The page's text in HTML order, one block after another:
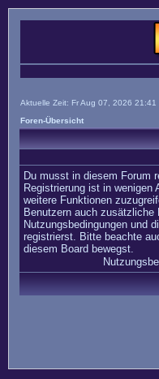
Aktuelle Zeit: Fr Aug 07, 2026 21:41
Foren-Übersicht
Du musst in diesem Forum
Registrierung ist in wenigen
weitere Funktionen
Benutzern auch
Nutzungsbedingungen und
registrierst. Bitte beachte
diesem Board bewegst.